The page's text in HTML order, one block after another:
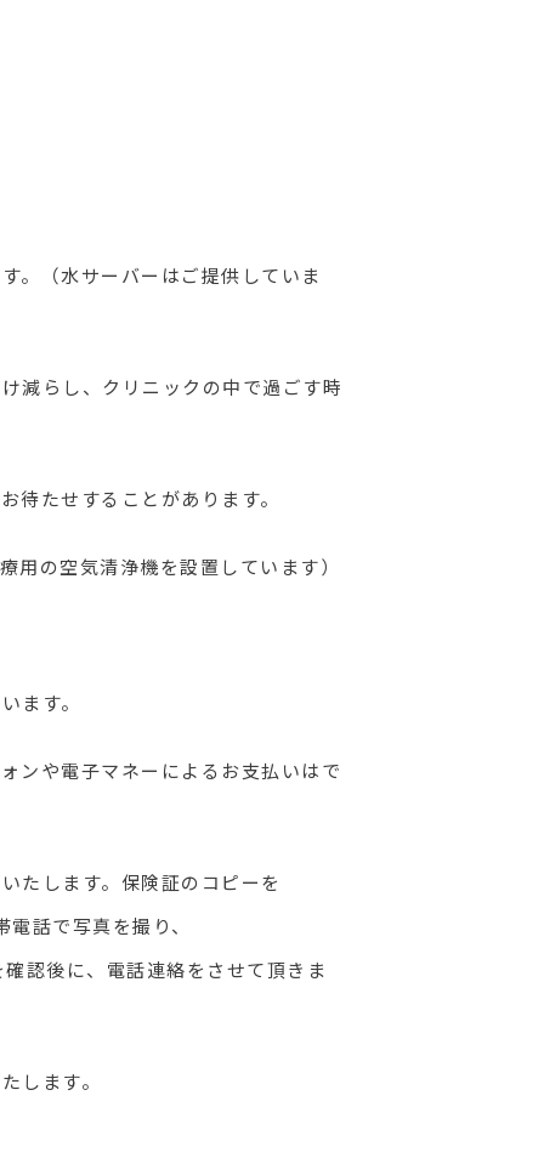
。（水サーバーはご提供していま
減らし、クリニックの中で過ごす時
待たせすることがあります。
用の空気清浄機を設置しています）
ます。
ンや電子マネーによるお支払いはで
たします。保険証のコピーを
話で写真を撮り、
後に、電話連絡をさせて頂きま
します。